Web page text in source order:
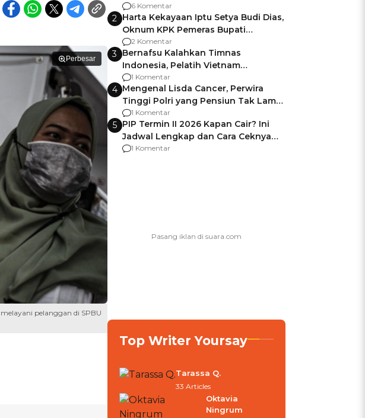
Perbesar
pelanggan di SPBU
Gagalnya Negara Jamin Keamanan
6 Komentar
2 Harta Kekayaan Iptu Setya Budi Dias,
Oknum KPK Pemeras Bupati
Pemalang
2 Komentar
3 Bernafsu Kalahkan Timnas
Indonesia, Pelatih Vietnam
Berencana Pakai Jimat di Pakansari
1 Komentar
4 Mengenal Lisda Cancer, Perwira
Tinggi Polri yang Pensiun Tak Lama
Usai Jadi Brigjen
1 Komentar
5 PIP Termin II 2026 Kapan Cair? Ini
Jadwal Lengkap dan Cara Ceknya
agar Dana Tidak Hangus!
1 Komentar
Top Writer Yoursay
Tarassa Q.
33 Articles
Oktavia
Ningrum